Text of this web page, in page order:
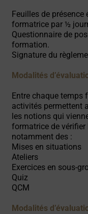
Feuilles de
formatrice par ½
Questionnaire de
formation.
Signature du
Modalités
Entre chaque temps
activités permettent
les notions qui
formatrice de
notamment des :
Mises en situations
Ateliers
Exercices en sous-
Quiz
QCM
Modalités